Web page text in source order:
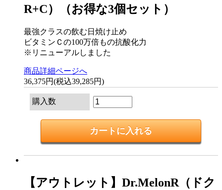
R+C）（お得な3個セット）
最強クラスの飲む日焼け止め
ビタミンＣの100万倍もの抗酸化力
※リニューアルしました
商品詳細ページへ
36,375円(税込39,285円)
購入数
【アウトレット】Dr.MelonR（ドク